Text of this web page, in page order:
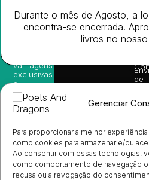
Gerenciar
Para proporcionar a melhor
como cookies para armazenar e/ou
Ao consentir com essas tecnologias,
como comportamento de navegação
recusa ou a revogação do
de
de
de
sugestões
de
leitura,
vantagens
exclusivas
e
avisos
diretamente
no seu
Subscrever
Durante o mês de Agosto, a
encontra-se encerrada.
livros no